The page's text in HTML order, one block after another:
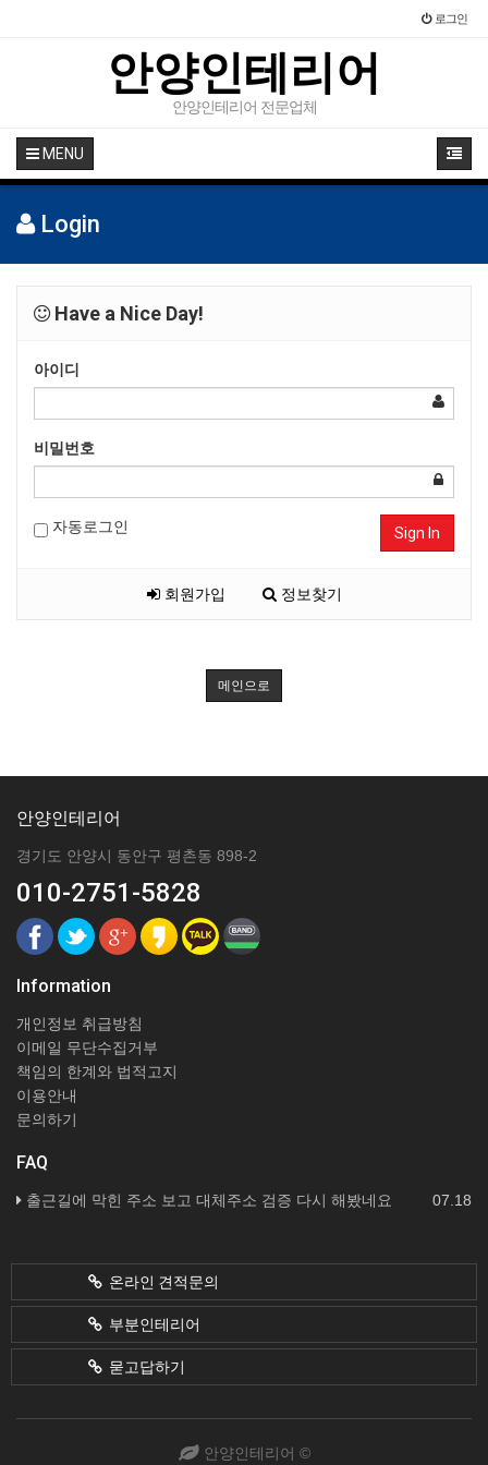
로그인
안양인테리어
안양인테리어 전문업체
MENU
Login
Have a Nice Day!
아이디
비밀번호
자동로그인 Sign In
회원가입 정보찾기
메인으로
안양인테리어
경기도 안양시 동안구 평촌동 898-2
010-2751-5828
Information
개인정보 취급방침
이메일 무단수집거부
책임의 한계와 법적고지
이용안내
문의하기
FAQ
07.18
출근길에 막힌 주소 보고 대체주소 검증 다시 해봤네요
온라인 견적문의
부분인테리어
묻고답하기
안양인테리어 ©